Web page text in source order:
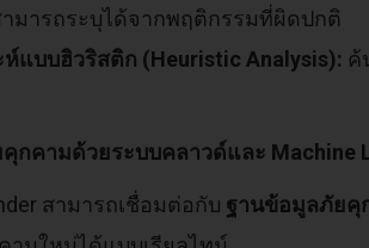
ามารถระบุได้จากพฤติกรรมที่ผิดปกติ
ห์แบบฮิวริสติก (Heuristic Analysis): ค้
กคามด้วยระบบคลาวด์และ Machine
สามารถเชื่อมต่อกับ ฐานข้อมูลภัยคุ